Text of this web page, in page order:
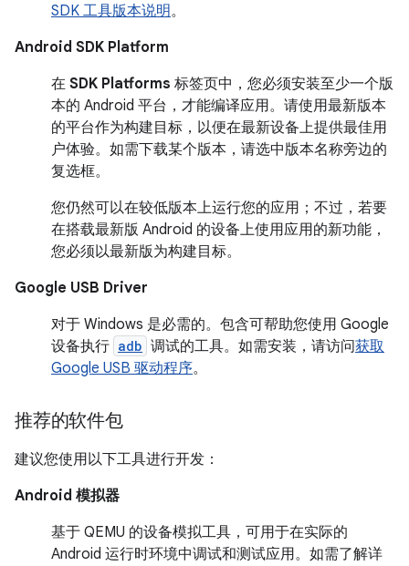
SDK 工具版本说明。
Android SDK Platform
在 SDK Platforms 标签页中，您必须安装至少一个版
本的 Android 平台，才能编译应用。请使用最新版本
的平台作为构建目标，以便在最新设备上提供最佳用
户体验。如需下载某个版本，请选中版本名称旁边的
复选框。
您仍然可以在较低版本上运行您的应用；不过，若要
在搭载最新版 Android 的设备上使用应用的新功能，
您必须以最新版为构建目标。
Google USB Driver
对于 Windows 是必需的。包含可帮助您使用 Google
设备执行 adb 调试的工具。如需安装，请访问获取
Google USB 驱动程序。
推荐的软件包
建议您使用以下工具进行开发：
Android 模拟器
基于 QEMU 的设备模拟工具，可用于在实际的
Android 运行时环境中调试和测试应用。如需了解详